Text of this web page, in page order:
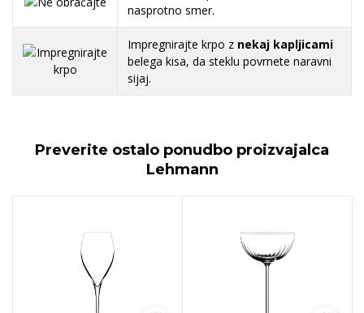
nasprotno smer.
Impregnirajte krpo z nekaj kapljicami
belega kisa, da steklu povrnete naravni
sijaj.
Preverite ostalo ponudbo proizvajalca
Lehmann